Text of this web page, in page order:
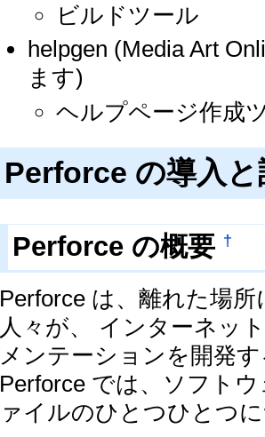
ビルドツール
helpgen (Media Art
ます)
ヘルプページ作成
Perforce の導入
Perforce の概要 †
Perforce は、離れた場
人々が、 インターネッ
メンテーションを開発
Perforce では、ソフト
ァイルのひとつひとつ